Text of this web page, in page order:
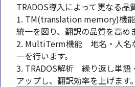
TRADOS導入によって更なる品
1. TM(translation memory)機
統一を図り、翻訳の品質を高め
2. MultiTerm機能 地名・人名
一を行います。
3. TRADOS解析 繰り返し単語
アップし、翻訳効率を上げます。